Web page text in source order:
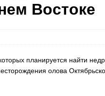
Востоке
планируется найти
олова